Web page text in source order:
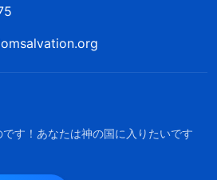
す！あなたは神の国に入りたいです